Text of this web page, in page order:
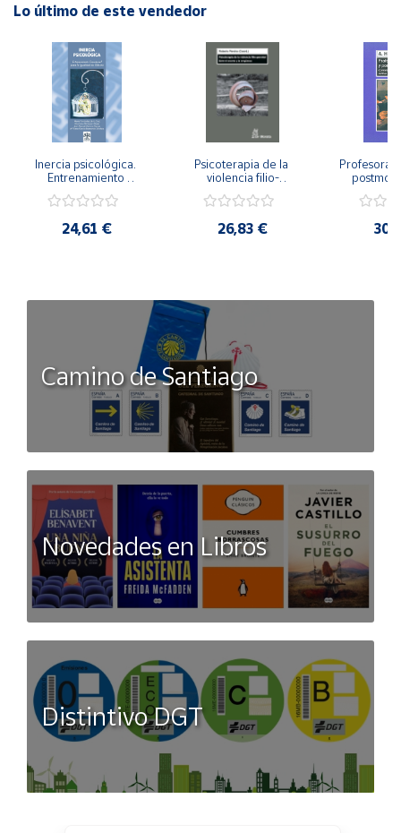
Lo último de este vendedor
Inercia psicológica.
Entrenamiento
Igualdad de Género.
24,61 €
Psicoterapia de la
violencia filio-
secreto y la
26,83 €
Camino de Santiago
Novedades en Libros
Distintivo DGT